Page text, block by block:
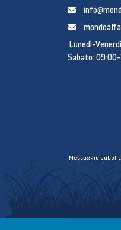
Lunedì-
Sabato:
Messaggio